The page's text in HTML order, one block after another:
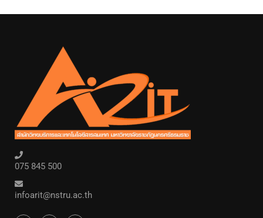
075 845 500
infoarit@nstru.ac.th